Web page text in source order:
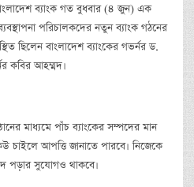
ব্যাংক গত বুধবার (৪ জুন) এক
পরিচালকদের নতুন ব্যাংক গঠনের
ছিলেন বাংলাদেশ ব্যাংকের গভর্নর ড.
কবির আহম্মদ।
মাধ্যমে পাঁচ ব্যাংকের সম্পদের মান
চাইলে আপত্তি জানাতে পারবে। নিজেকে
পড়ার সুযোগও থাকবে।